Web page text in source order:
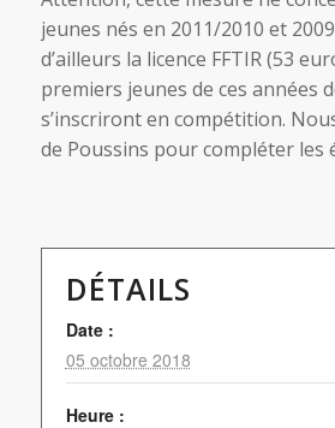
jeunes nés en 2011/2010 et
d’ailleurs la licence FFTIR (53
premiers jeunes de ces années
s’inscriront en compétition.
de Poussins pour compléter les
DÉTAILS
Date :
05 octobre 2018
Heure :